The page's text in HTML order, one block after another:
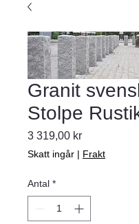
Granit
Stolpe
3 319,00 krPris
Skatt ingår | Frakt
Antal *